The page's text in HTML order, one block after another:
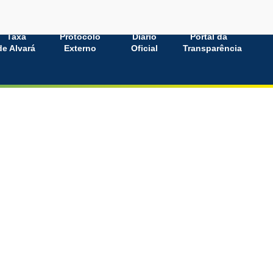
Taxa
Alvará
Protocolo
Externo
Diário
Oficial
Portal da
Transparência